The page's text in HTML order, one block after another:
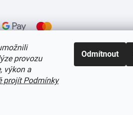
provozu
výkon a
projít Podmínky
Odmítnout